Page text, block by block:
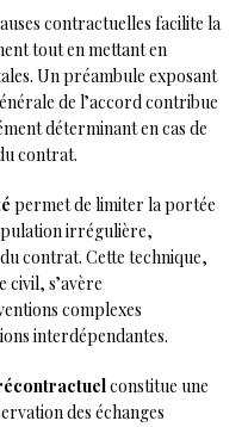
contractuelles facilite la
tout en mettant en
Un préambule exposant
de l’accord contribue
déterminant en cas de
contrat.
permet de limiter la portée
irrégulière,
contrat. Cette technique,
civil, s’avère
complexes
interdépendantes.
constitue une
des échanges